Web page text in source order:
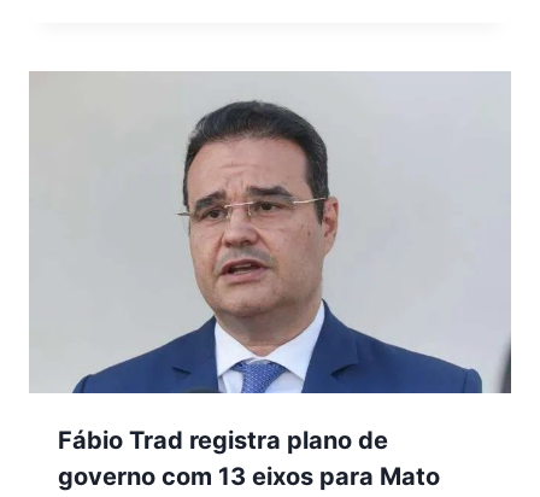
Fábio Trad registra plano de
governo com 13 eixos para Mato